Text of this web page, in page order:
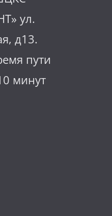
ул.
д13.
пути
минут